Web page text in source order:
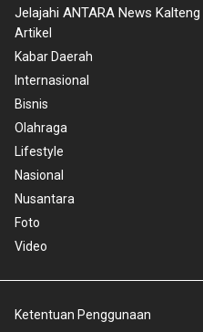
Jelajahi ANTARA News Kalteng
Artikel
Kabar Daerah
Internasional
Bisnis
Olahraga
Lifestyle
Nasional
Nusantara
Foto
Video
Ketentuan Penggunaan